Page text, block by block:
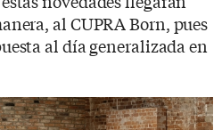
al CUPRA Born, pues
al día generalizada en